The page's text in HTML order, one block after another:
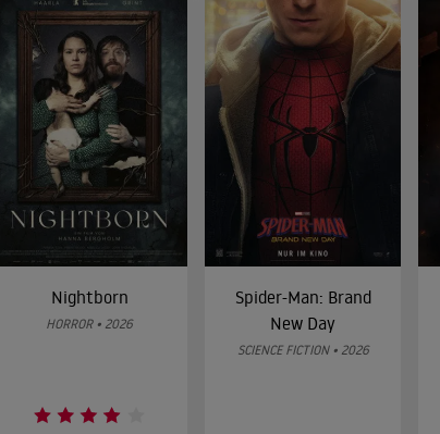
Nightborn
HORROR • 2026
Spider-Man: Brand
New Day
SCIENCE FICTION • 2026